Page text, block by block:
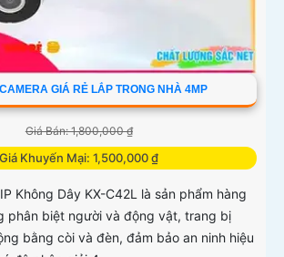
GIÁ RẺ LẮP TRONG NHÀ 4MP
Giá Bán: 1,800,000 ₫
Giá Khuyến Mại: 1,500,000 ₫
Không Dây KX-C42L là sản phẩm hàng
phân biệt người và động vật, trang bị
bằng còi và đèn, đảm bảo an ninh hiệu